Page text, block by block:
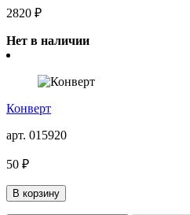
2820 ₽
Нет в наличии
Конверт
арт. 015920
50 ₽
В корзину